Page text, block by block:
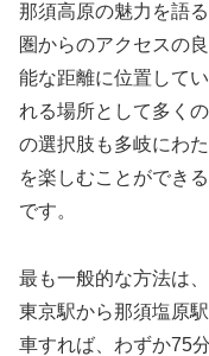
那須高原の魅力を語
圏からのアクセスの
能な距離に位置して
れる場所として多く
の選択肢も多岐にわ
を楽しむことができ
です。
最も一般的な方法は
東京駅から那須塩原
車すれば、わずか75